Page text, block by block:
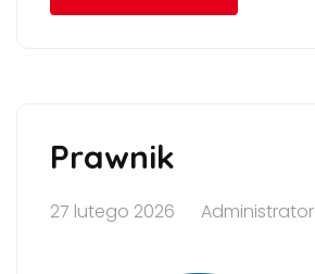
Prawnik
27 lutego 2026 Administrator